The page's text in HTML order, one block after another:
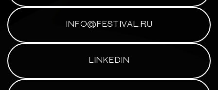
INFO@FESTIVAL.RU
LINKEDIN